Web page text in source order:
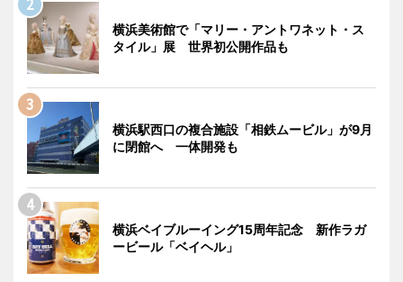
横浜美術館で「マリー・アントワネット・ス
タイル」展 世界初公開作品も
横浜駅西口の複合施設「相鉄ムービル」が9月
に閉館へ 一体開発も
横浜ベイブルーイング15周年記念 新作ラガ
ービール「ベイヘル」